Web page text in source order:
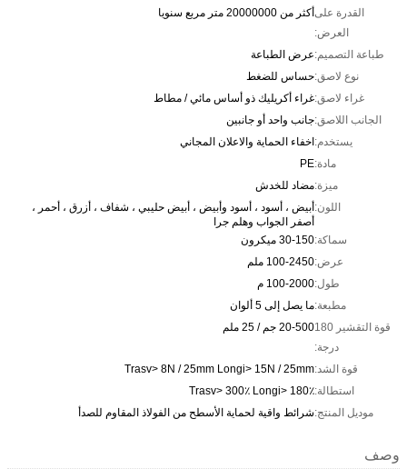
القدرة على
العرض:
أكثر من 20000000 متر مربع سنويا
طباعة التصميم:عرض الطباعة
نوع لاصق:حساس للضغط
غراء لاصق:غراء أكريليك ذو أساس مائي / مطاط
الجانب اللاصق:جانب واحد أو جانبين
يستخدم:اخفاء الحماية والاعلان المجاني
مادة:PE
ميزة:مضاد للخدش
اللون:أبيض ، أسود ، أسود وأبيض ، أبيض حليبي ، شفاف ، أزرق ، أحمر ،
أصفر الجواب وهلم جرا
سماكة:30-150 ميكرون
عرض:100-2450 ملم
طول:100-2000 م
مطبعة:ما يصل إلى 5 ألوان
قوة التقشير 180
درجة:
20-500 جم / 25 ملم
قوة الشد:Trasv> 8N / 25mm Longi> 15N / 25mm
استطالة:Trasv> 300٪ Longi> 180٪
موديل المنتج:شرائط واقية لحماية الأسطح من الفولاذ المقاوم للصدأ
وصف